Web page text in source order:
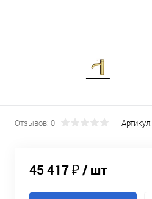
Отзывов: 0 Артикул:
45 417 ₽/ шт